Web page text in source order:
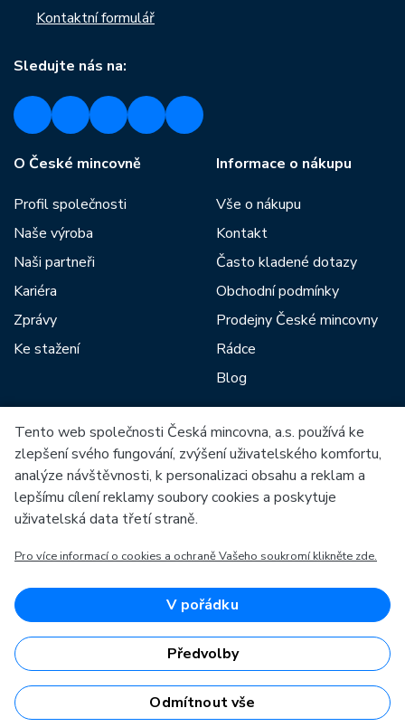
Kontaktní formulář
Sledujte nás na:
O České mincovně
Profil společnosti
Naše výroba
Naši partneři
Kariéra
Zprávy
Ke stažení
Informace o nákupu
Vše o nákupu
Kontakt
Často kladené dotazy
Obchodní podmínky
Prodejny České mincovny
Rádce
Blog
Mezi naše partnery patří:
Evropská unie
OP Podnikání a inovace pro konkurenceschopnost
Evropský fond pro regionální rozvoj
Česká mincovna, a.s. © 1993 - 2026
Tento web společnosti Česká mincovna, a.s. používá ke
zlepšení svého fungování, zvýšení uživatelského komfortu,
analýze návštěvnosti, k personalizaci obsahu a reklam a
lepšímu cílení reklamy soubory cookies a poskytuje
uživatelská data třetí straně.
Pro více informací o cookies a ochraně Vašeho soukromí klikněte zde.
V pořádku
Předvolby
Odmítnout vše